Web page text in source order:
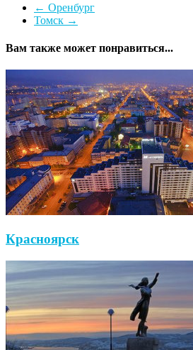
← Оренбург
Томск →
Вам также может понравиться...
Красноярск